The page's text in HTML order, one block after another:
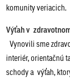
komunity veriacich.
Výťah v
Vynovili sme
interiér, orientačnú
schody a výťah,